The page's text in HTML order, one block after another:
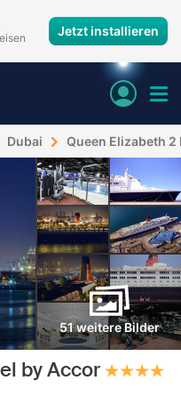
Jetzt installieren
Dubai Queen Elizabeth
51 weitere Bilder
by Accor